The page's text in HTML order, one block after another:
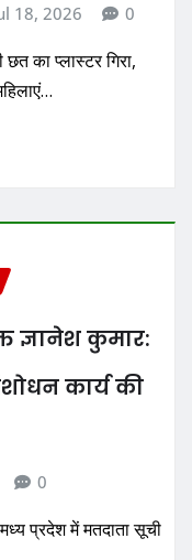
18, 2026 0
का प्लास्टर गिरा,
ज्ञानेश कुमार:
कार्य की
0
प्रदेश में मतदाता सूची